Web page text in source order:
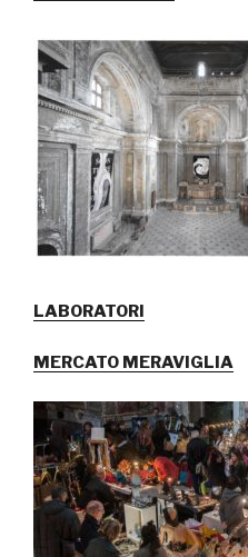
LABORATORI
MERCATO MERAVIGLIA